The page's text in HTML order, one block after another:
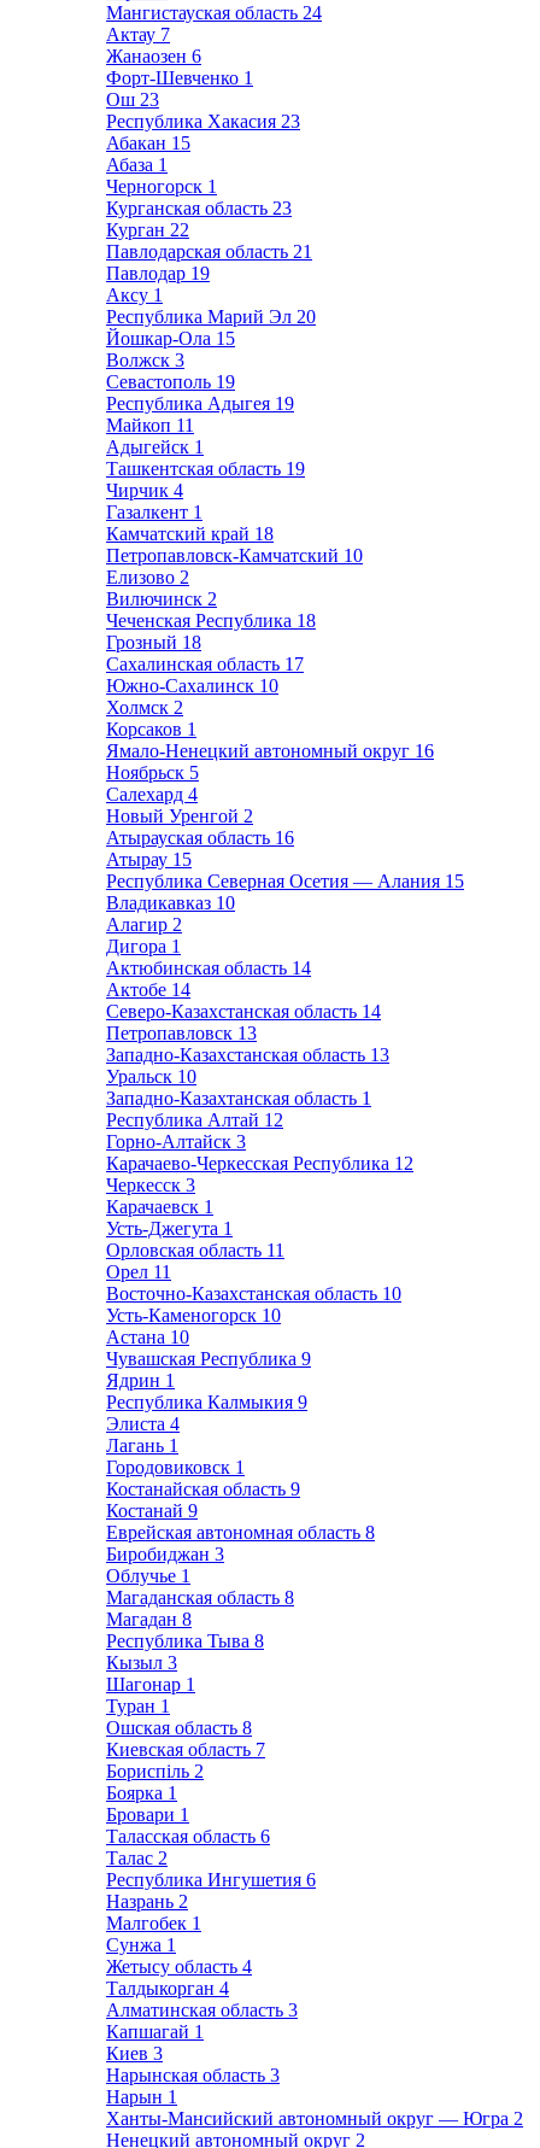
Мангистауская область 24
Актау 7
Жанаозен 6
Форт-Шевченко 1
Ош 23
Республика Хакасия 23
Абакан 15
Абаза 1
Черногорск 1
Курганская область 23
Курган 22
Павлодарская область 21
Павлодар 19
Аксу 1
Республика Марий Эл 20
Йошкар-Ола 15
Волжск 3
Севастополь 19
Республика Адыгея 19
Майкоп 11
Адыгейск 1
Ташкентская область 19
Чирчик 4
Газалкент 1
Камчатский край 18
Петропавловск-Камчатский 10
Елизово 2
Вилючинск 2
Чеченская Республика 18
Грозный 18
Сахалинская область 17
Южно-Сахалинск 10
Холмск 2
Корсаков 1
Ямало-Ненецкий автономный округ 16
Ноябрьск 5
Салехард 4
Новый Уренгой 2
Атырауская область 16
Атырау 15
Республика Северная Осетия — Алания 15
Владикавказ 10
Алагир 2
Дигора 1
Актюбинская область 14
Актобе 14
Северо-Казахстанская область 14
Петропавловск 13
Западно-Казахстанская область 13
Уральск 10
Западно-Казахтанская область 1
Республика Алтай 12
Горно-Алтайск 3
Карачаево-Черкесская Республика 12
Черкесск 3
Карачаевск 1
Усть-Джегута 1
Орловская область 11
Орел 11
Восточно-Казахстанская область 10
Усть-Каменогорск 10
Астана 10
Чувашская Республика 9
Ядрин 1
Республика Калмыкия 9
Элиста 4
Лагань 1
Городовиковск 1
Костанайская область 9
Костанай 9
Еврейская автономная область 8
Биробиджан 3
Облучье 1
Магаданская область 8
Магадан 8
Республика Тыва 8
Кызыл 3
Шагонар 1
Туран 1
Ошская область 8
Киевская область 7
Бориспіль 2
Боярка 1
Бровари 1
Таласская область 6
Талас 2
Республика Ингушетия 6
Назрань 2
Малгобек 1
Сунжа 1
Жетысу область 4
Талдыкорган 4
Алматинская область 3
Капшагай 1
Киев 3
Нарынская область 3
Нарын 1
Ханты-Мансийский автономный округ — Югра 2
Ненецкий автономный округ 2